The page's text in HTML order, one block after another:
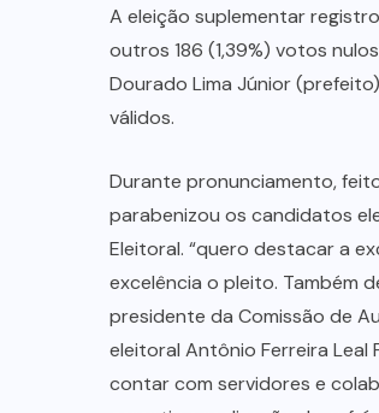
A eleição suplementar
outros 186 (1,39%) votos
Dourado Lima Júnior
válidos.
Durante pronunciamento,
parabenizou os candidatos
Eleitoral. “quero destacar a
excelência o pleito. Também
presidente da Comissão de
eleitoral Antônio Ferreira Leal
contar com servidores e